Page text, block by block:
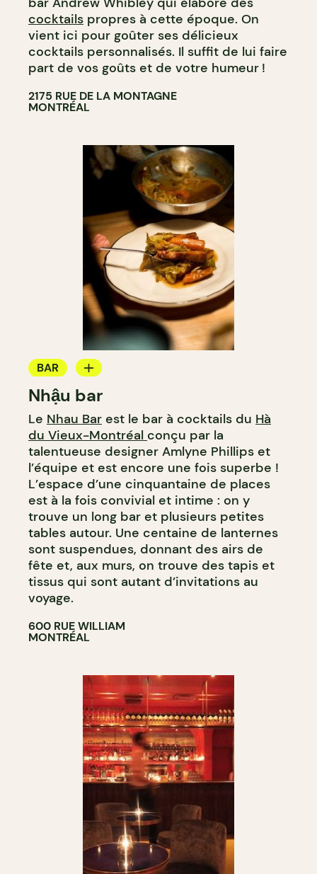
cocktails propres à cette époque. On
vient ici pour goûter ses délicieux
cocktails personnalisés. Il suffit de lui faire
part de vos goûts et de votre humeur !
2175 RUE DE LA MONTAGNE
MONTRÉAL
BAR
BAR À COCKTAIL
Nhậu bar
Le Nhau Bar est le bar à cocktails du Hà
du Vieux-Montréal conçu par la
talentueuse designer Amlyne Phillips et
l’équipe et est encore une fois superbe !
L’espace d’une cinquantaine de places
est à la fois convivial et intime : on y
trouve un long bar et plusieurs petites
tables autour. Une centaine de lanternes
sont suspendues, donnant des airs de
fête et, aux murs, on trouve des tapis et
tissus qui sont autant d’invitations au
voyage.
600 RUE WILLIAM
MONTRÉAL